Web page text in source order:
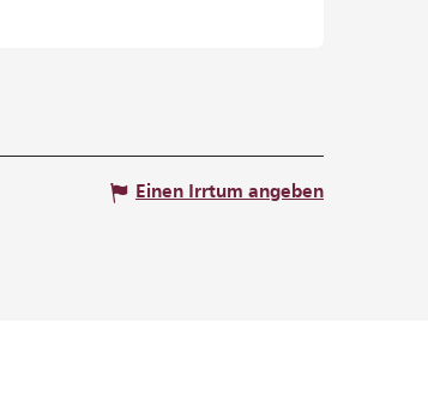
Einen Irrtum angeben